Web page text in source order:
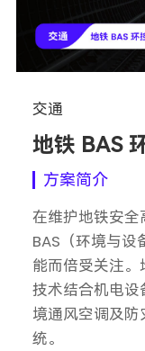
交通
地铁 BAS
方案简介
在维护地铁安全
BAS（环境与
能而倍受关注。
技术结合机电
境通风空调及
统。